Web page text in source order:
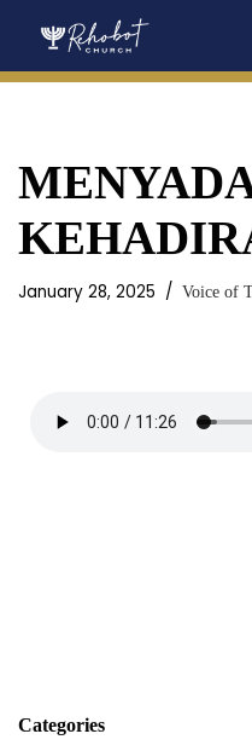
January 28, 2025 Voice of
Categories